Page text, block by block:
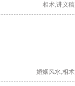
相术 讲义稿
婚姻风水 相术